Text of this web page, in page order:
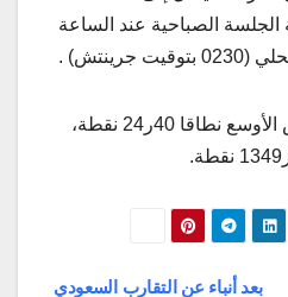
نهاية الجلسة الصباحية عند الساعة
كما أضاف مؤشر توبكس الأوسع نطاقا 40ر24 نقطة،
بعد أنباء عن التقارب السعودي